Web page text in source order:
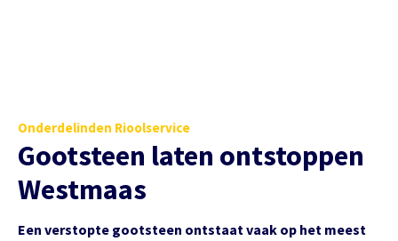
Onderdelinden Rioolservice
Gootsteen laten ontstoppen
Westmaas
Een verstopte gootsteen ontstaat vaak op het meest